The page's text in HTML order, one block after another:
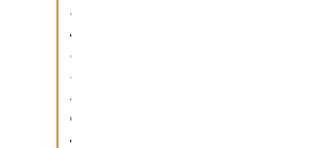
u
a
t
t
r
o
a